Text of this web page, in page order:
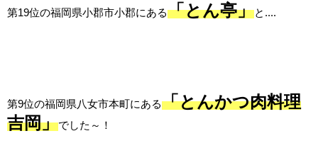
第19位の福岡県小郡市小郡にある「とん亭」 と....
第9位の福岡県八女市本町にある「とんかつ肉料理
吉岡」でした～！